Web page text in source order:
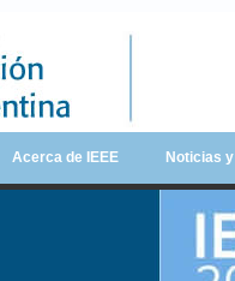
Acerca de IEEE Noticias